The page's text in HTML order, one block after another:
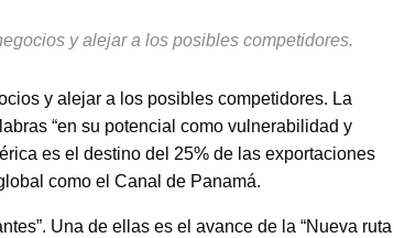
y alejar a los posibles competidores.
y alejar a los posibles competidores. La
“en su potencial como vulnerabilidad y
es el destino del 25% de las exportaciones
como el Canal de Panamá.
Una de ellas es el avance de la “Nueva ruta